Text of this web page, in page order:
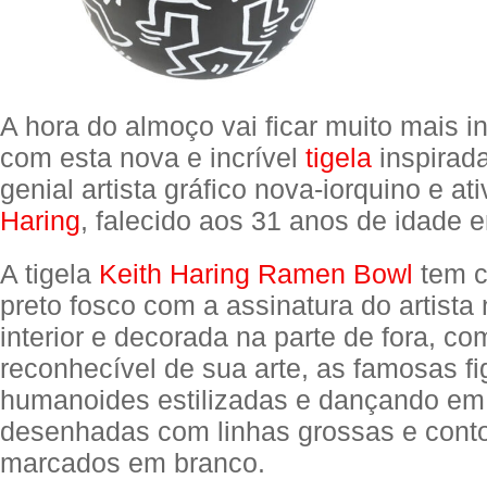
A hora do almoço vai ficar muito mais
com esta nova e incrível tigela
genial artista gráfico nova-iorquino e
Haring, falecido aos 31 anos de idade
A tigela Keith Haring Ramen Bowl tem
preto fosco com a assinatura do artista
interior e decorada na parte de fora,
reconhecível de sua arte, as famosas
humanoides estilizadas e dançando
desenhadas com linhas grossas e
marcados em branco.